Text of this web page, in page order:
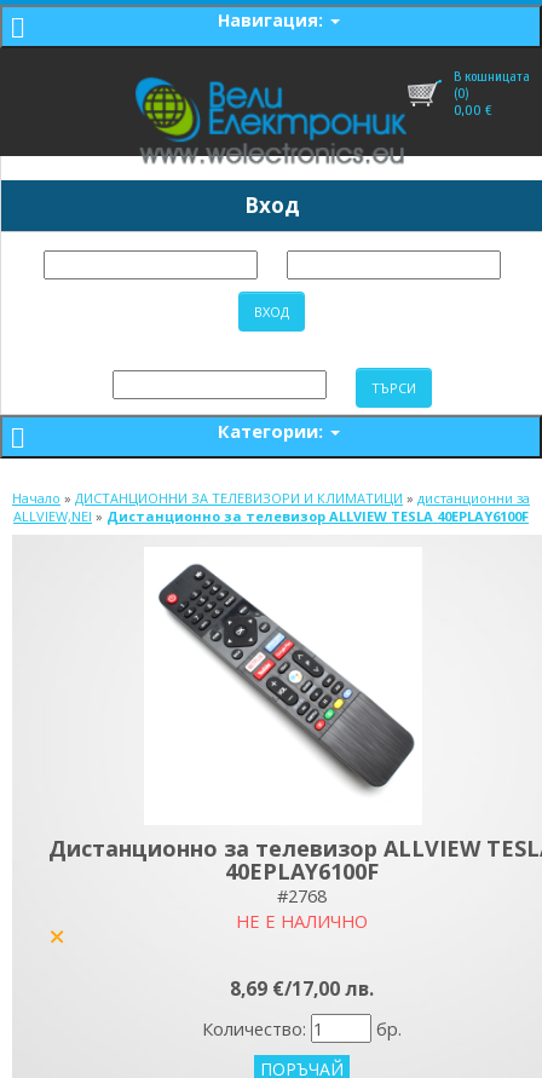
Навигация:
В кошницата
(0)
0,00 €
Вход
Категории:
Начало » ДИСТАНЦИОННИ ЗА ТЕЛЕВИЗОРИ И КЛИМАТИЦИ » дистанционни за
ALLVIEW,NEI » Дистанционно за телевизор ALLVIEW TESLA 40EPLAY6100F
Дистанционно за телевизор ALLVIEW
40EPLAY6100F
#2768
НЕ Е НАЛИЧНО
8,69 €/17,00 лв.
Количество: бр.